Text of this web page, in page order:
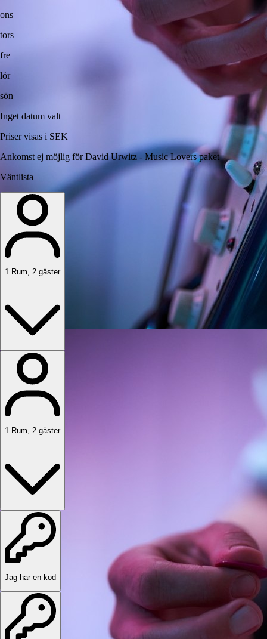
ons
tors
fre
lör
sön
Inget datum valt
Priser visas i SEK
Ankomst ej möjlig för David Urwitz - Music Lovers paket
Väntlista
1 Rum 2 gäster
1 Rum, 2 gäster
Jag har en kod